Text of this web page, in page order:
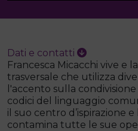
Dati e contatti
Francesca Micacchi vive e
trasversale che utilizza
l'accento sulla
codici del linguaggio
il suo centro d’ispirazione e
contamina tutte le sue